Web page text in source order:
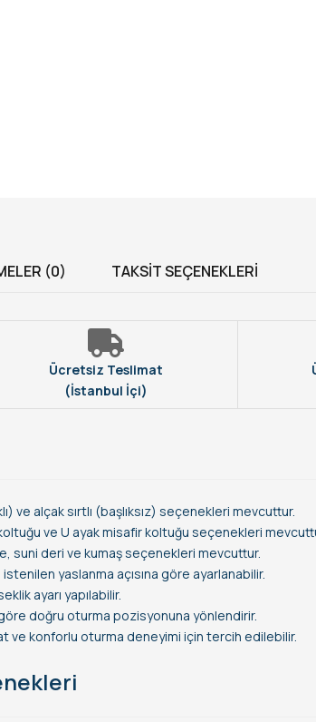
(0) TAKSIT SEÇENEKLERI
Ücretsiz Teslimat
(İstanbul İçi)
ve alçak sırtlı (başlıksız) seçenekleri mevcuttur.
ve U ayak misafir koltuğu seçenekleri
suni deri ve kumaş seçenekleri mevcuttur.
yaslanma açısına göre ayarlanabilir.
ayarı yapılabilir.
göre doğru oturma pozisyonuna yönlendirir.
ve konforlu oturma deneyimi için tercih edilebilir.